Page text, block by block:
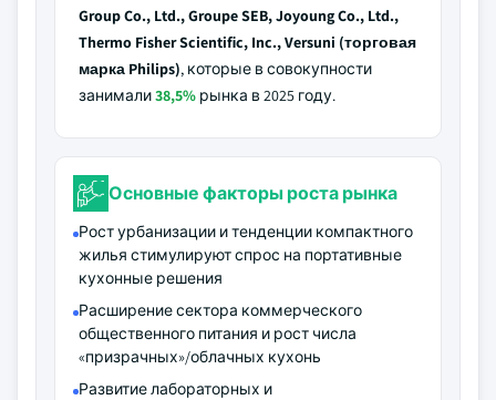
Group Co., Ltd., Groupe SEB, Joyoung Co., Ltd.,
Thermo Fisher Scientific, Inc., Versuni (торговая
марка Philips), которые в совокупности
занимали38,5% рынка в 2025 году.
Основные факторы роста рынка
Рост урбанизации и тенденции компактного
жилья стимулируют спрос на портативные
кухонные решения
Расширение сектора коммерческого
общественного питания и рост числа
«призрачных»/облачных кухонь
Развитие лабораторных и